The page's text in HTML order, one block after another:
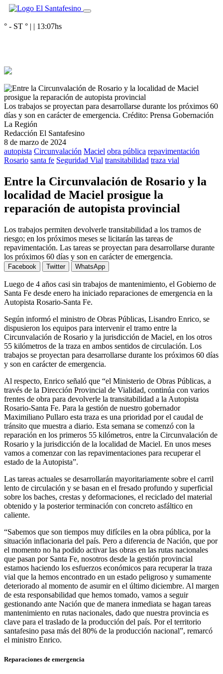
° - ST ° | | 13:07hs
Los trabajos se proyectan para desarrollarse durante los próximos 60
días y son en carácter de emergencia. Crédito: Prensa Gobernación
La Región
Redacción El Santafesino
8 de marzo de 2024
autopista Circunvalación Maciel obra pública repavimentación
Rosario santa fe Seguridad Vial transitabilidad traza vial
Entre la Circunvalación de Rosario y la
localidad de Maciel prosigue la
reparación de autopista provincial
Los trabajos permiten devolverle transitabilidad a los tramos de
riesgo; en los próximos meses se licitarán las tareas de
repavimentación. Las tareas se proyectan para desarrollarse durante
los próximos 60 días y son en carácter de emergencia.
Facebook Twitter WhatsApp
Luego de 4 años casi sin trabajos de mantenimiento, el Gobierno de
Santa Fe desde enero ha iniciado reparaciones de emergencia en la
Autopista Rosario-Santa Fe.
Según informó el ministro de Obras Públicas, Lisandro Enrico, se
dispusieron los equipos para intervenir el tramo entre la
Circunvalación de Rosario y la jurisdicción de Maciel, en los otros
55 kilómetros de la traza en ambos sentidos de circulación. Los
trabajos se proyectan para desarrollarse durante los próximos 60 días
y son en carácter de emergencia.
Al respecto, Enrico señaló que “el Ministerio de Obras Públicas, a
través de la Dirección Provincial de Vialidad, continúa con varios
frentes de obra para devolverle la transitabilidad a la Autopista
Rosario-Santa Fe. Para la gestión de nuestro gobernador
Maximiliano Pullaro esta traza es una prioridad por el caudal de
tránsito que muestra a diario. Esta semana se comenzó con la
reparación en los primeros 55 kilómetros, entre la Circunvalación de
Rosario y la jurisdicción de la localidad de Maciel. En unos meses
vamos a comenzar con las repavimentaciones para recuperar el
estado de la Autopista”.
Las tareas actuales se desarrollarán mayoritariamente sobre el carril
lento de circulación y se basan en el fresado profundo y superficial
sobre los baches, crestas y deformaciones, el reciclado del material
obtenido y la posterior terminación con concreto asfáltico en
caliente.
“Sabemos que son tiempos muy difíciles en la obra pública, por la
situación inflacionaria del país. Pero a diferencia de Nación, que por
el momento no ha podido activar las obras en las rutas nacionales
que pasan por Santa Fe, nosotros desde la gestión provincial
estamos haciendo los esfuerzos económicos para recuperar la traza
vial que la hemos encontrado en un estado peligroso y sumamente
deteriorado al momento de asumir en el último diciembre. Al margen
de esta responsabilidad que hemos tomado, vamos a seguir
gestionando ante Nación que de manera inmediata se hagan tareas
mantenimiento en rutas nacionales, dado que nuestra provincia es
clave para el traslado de la producción del país. Por el territorio
santafesino pasa más del 80% de la producción nacional”, remarcó
el ministro Enrico.
Reparaciones de emergencia